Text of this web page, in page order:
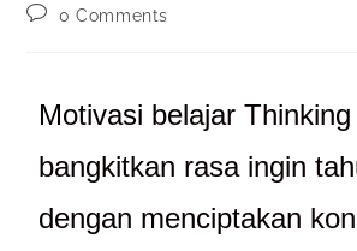
0 Comments
Motivasi belajar
bangkitkan rasa ingin
dengan menciptakan